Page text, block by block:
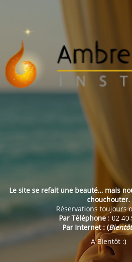
Le site se refait une beauté… mais
chouchouter.
Réservations toujours
Par Téléphone :02 40
Par Internet : (
A Bientôt :)